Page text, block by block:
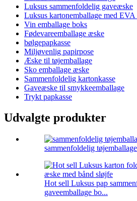
Luksus sammenfoldelig gaveæske
Luksus kartonemballage med
Vin emballage boks
Fødevareemballage æske
bølgepapkasse
Miljøvenlig papirpose
Æske til tøjemballage
Sko emballage æske
Sammenfoldelig kartonkasse
Gaveæske til smykkeemballage
Trykt papkasse
Udvalgte produkter
sammenfoldelig tøjemballage
Hot sell Luksus pap
gaveemballage bo...